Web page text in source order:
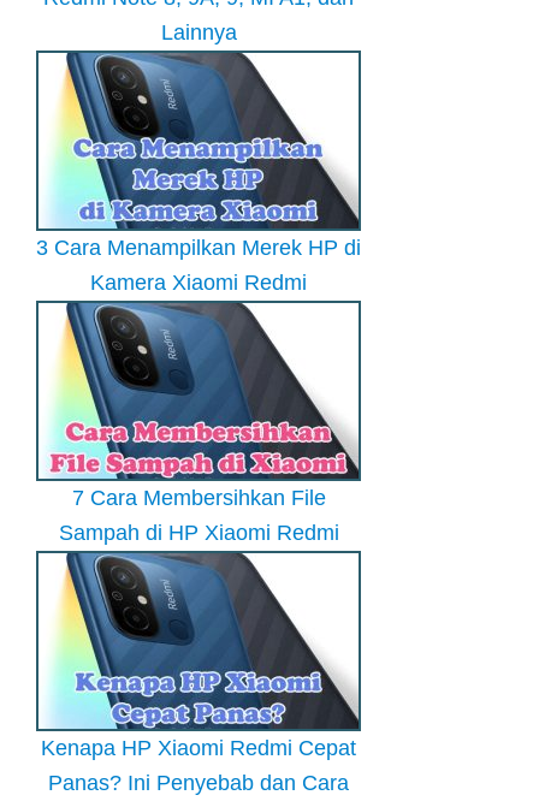
Lainnya
3 Cara Menampilkan Merek HP di
Kamera Xiaomi Redmi
7 Cara Membersihkan File
Sampah di HP Xiaomi Redmi
Kenapa HP Xiaomi Redmi Cepat
Panas? Ini Penyebab dan Cara